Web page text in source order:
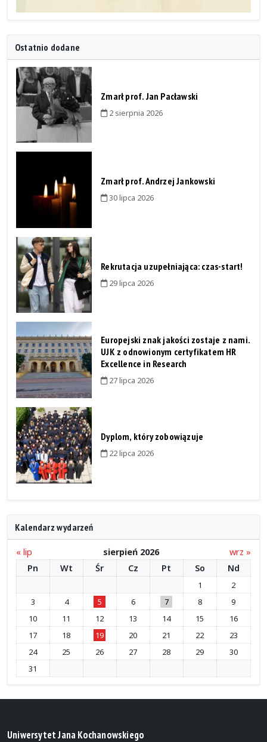
Ostatnio dodane
Zmarł prof. Jan Pacławski
2 sierpnia 2026
Zmarł prof. Andrzej Jankowski
30 lipca 2026
Rekrutacja uzupełniająca: czas-start!
29 lipca 2026
Europejski znak jakości zostaje z nami.
UJK z odnowionym certyfikatem HR
Excellence in Research
27 lipca 2026
Dyplom, który zobowiązuje
22 lipca 2026
Kalendarz wydarzeń
« lip sierpień 2026
wrz »
Pn
Wt Śr Cz Pt So Nd
1
2
3
4 5 6 7 8
9
10
11 12 13 14 15
16
17
18 19 20 21 22
23
24
25 26 27 28 29
30
31
Uniwersytet Jana Kochanowskiego